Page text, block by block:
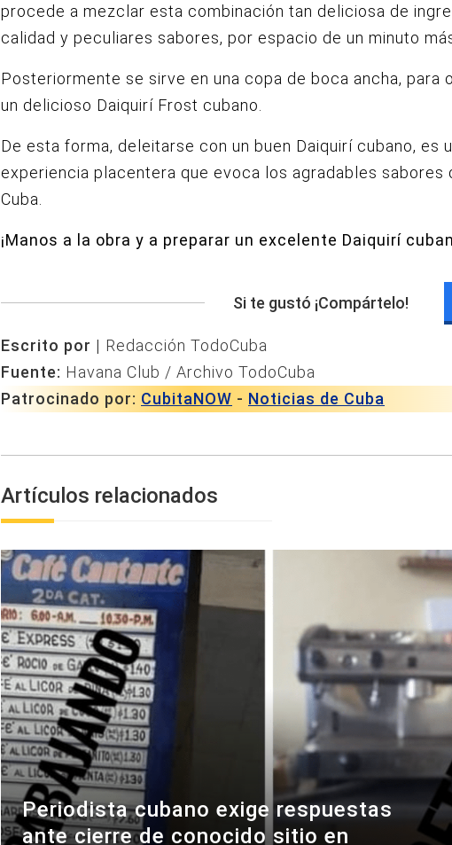
procede a mezclar esta combinación tan deliciosa de
calidad y peculiares sabores, por espacio de un minuto
Posteriormente se sirve en una copa de boca ancha, para
un delicioso Daiquirí Frost cubano.
De esta forma, deleitarse con un buen Daiquirí cubano, es
experiencia placentera que evoca los agradables sabores
Cuba.
¡Manos a la obra y a preparar un excelente Daiquirí
Si te gustó ¡Compártelo!
Escrito por | Redacción TodoCuba
Fuente: Havana Club / Archivo TodoCuba
Patrocinado por: CubitaNOW - Noticias de Cuba
Artículos relacionados
Periodista cubano exige respuestas
ante cierre de conocido sitio en